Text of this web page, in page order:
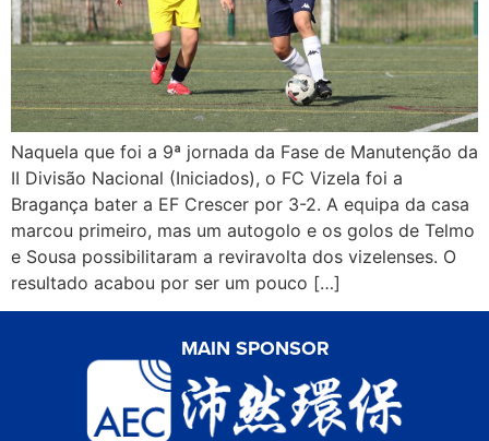
Naquela que foi a 9ª jornada da Fase de Manutenção da
II Divisão Nacional (Iniciados), o FC Vizela foi a
Bragança bater a EF Crescer por 3-2. A equipa da casa
marcou primeiro, mas um autogolo e os golos de Telmo
e Sousa possibilitaram a reviravolta dos vizelenses. O
resultado acabou por ser um pouco […]
MAIN SPONSOR